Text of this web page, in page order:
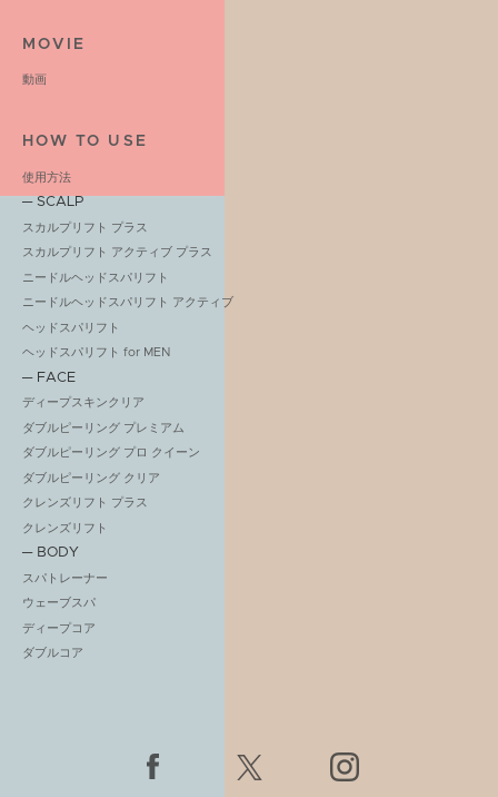
MOVIE
動画
HOW TO USE
使用方法
─ SCALP
スカルプリフト プラス
スカルプリフト アクティブ プラス
ニードルヘッドスパリフト
ニードルヘッドスパリフト アクティブ
ヘッドスパリフト
ヘッドスパリフト for MEN
─ FACE
ディープスキンクリア
ダブルピーリング プレミアム
ダブルピーリング プロ クイーン
ダブルピーリング クリア
クレンズリフト プラス
クレンズリフト
─ BODY
スパトレーナー
ウェーブスパ
ディープコア
ダブルコア